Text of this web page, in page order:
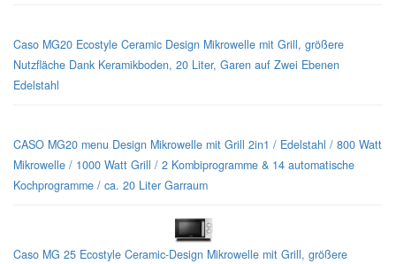
Caso MG20 Ecostyle Ceramic Design Mikrowelle mit Grill, größere
Nutzfläche Dank Keramikboden, 20 Liter, Garen auf Zwei Ebenen
Edelstahl
CASO MG20 menu Design Mikrowelle mit Grill 2in1 / Edelstahl / 800 Watt
Mikrowelle / 1000 Watt Grill / 2 Kombiprogramme & 14 automatische
Kochprogramme / ca. 20 Liter Garraum
Caso MG 25 Ecostyle Ceramic-Design Mikrowelle mit Grill, größere